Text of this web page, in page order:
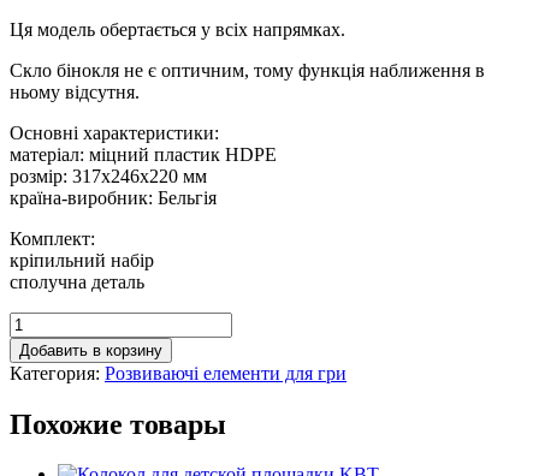
Ця модель обертається у всіх напрямках.
Скло бінокля не є оптичним, тому функція наближення в
ньому відсутня.
Основні характеристики:
матеріал: міцний пластик HDPE
розмір: 317x246x220 мм
країна-виробник: Бельгія
Комплект:
кріпильний набір
сполучна деталь
Добавить в корзину
Категория: Розвиваючі елементи для гри
Похожие товары